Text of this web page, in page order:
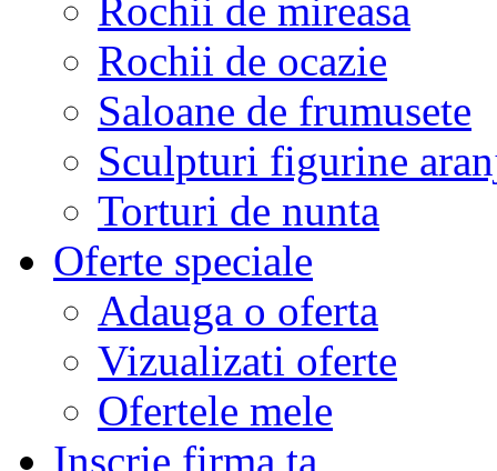
Rochii de mireasa
Rochii de ocazie
Saloane de frumusete
Sculpturi figurine
Torturi de nunta
Oferte speciale
Adauga o oferta
Vizualizati oferte
Ofertele mele
Inscrie firma ta